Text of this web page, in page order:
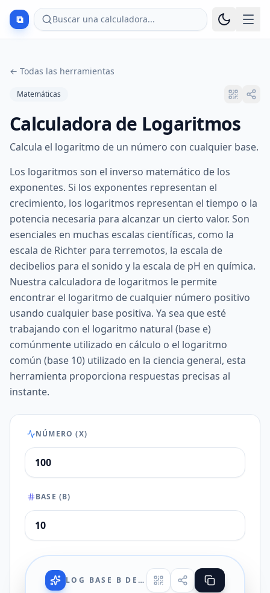
⧉ Buscar una calculadora...
← Todas las herramientas
Matemáticas
Calculadora de Logaritmos
Calcula el logaritmo de un número con cualquier base.
Los logaritmos son el inverso matemático de los
exponentes. Si los exponentes representan el
crecimiento, los logaritmos representan el tiempo o la
potencia necesaria para alcanzar un cierto valor. Son
esenciales en muchas escalas científicas, como la
escala de Richter para terremotos, la escala de
decibelios para el sonido y la escala de pH en química.
Nuestra calculadora de logaritmos le permite
encontrar el logaritmo de cualquier número positivo
usando cualquier base positiva. Ya sea que esté
trabajando con el logaritmo natural (base e)
comúnmente utilizado en cálculo o el logaritmo
común (base 10) utilizado en la ciencia general, esta
herramienta proporciona respuestas precisas al
instante.
NÚMERO (X)
BASE (B)
LOG BASE B DE X